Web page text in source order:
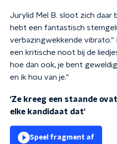
Jurylid Mel B. sloot zich daar
hebt een fantastisch
verbazingwekkende vibrato."
een kritische noot bij de
hoe dan ook, je bent
en ik hou van je."
'Ze kreeg een staande
elke kandidaat dat'
Speel fragment af